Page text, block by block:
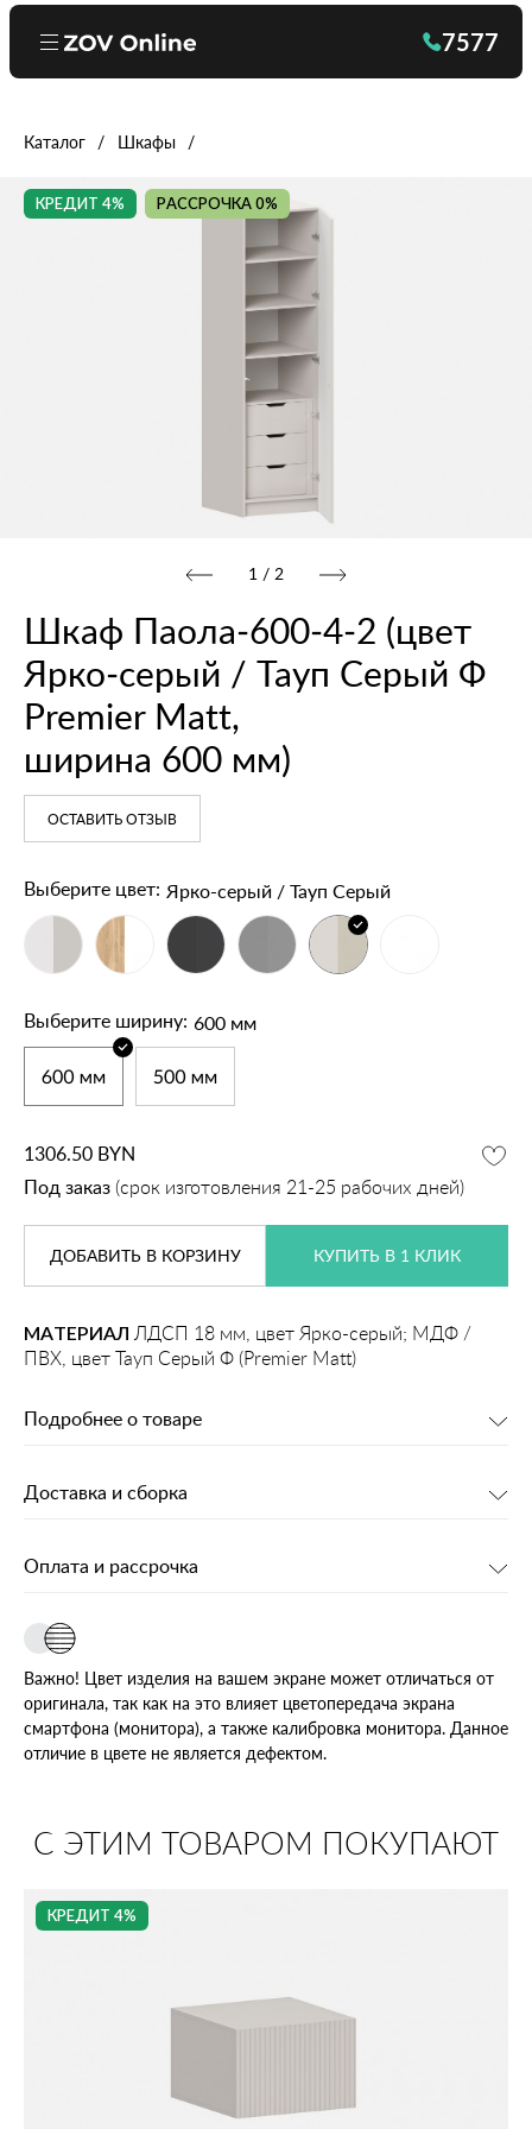
7577
Каталог Шкафы
КРЕДИТ 4% РАССРОЧКА 0%
1 / 2
Шкаф Паола‑600‑4‑2 (цвет
Ярко‑серый / Тауп Серый Ф
Premier Matt,
ширина 600 мм)
ОСТАВИТЬ ОТЗЫВ
Выберите цвет: Ярко-серый / Тауп Серый
Выберите ширину: 600 мм
1306.50 BYN
Под заказ (срок изготовления 21-25 рабочих дней)
ДОБАВИТЬ В КОРЗИНУ КУПИТЬ В 1 КЛИК
МАТЕРИАЛ ЛДСП 18 мм, цвет Ярко-серый; МДФ /
ПВХ, цвет Тауп Серый Ф (Premier Matt)
Подробнее о товаре
Доставка и сборка
Оплата и рассрочка
Важно! Цвет изделия на вашем экране может отличаться от
оригинала, так как на это влияет цветопередача экрана
смартфона (монитора), а также калибровка монитора. Данное
отличие в цвете не является дефектом.
С ЭТИМ ТОВАРОМ ПОКУПАЮТ
КРЕДИТ 4%